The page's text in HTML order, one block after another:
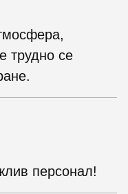
трудно се
персонал!